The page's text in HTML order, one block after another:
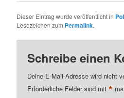
Dieser Eintrag wurde veröffentlicht in
Lesezeichen zum Permalink.
Schreibe einen
Deine E-Mail-Adresse wird nicht
Erforderliche Felder sind mit*